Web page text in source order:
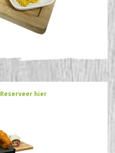
Reserveer hier